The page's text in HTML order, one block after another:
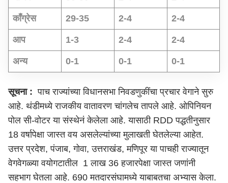
काँग्रेस 29-35 2-4 2-4
आप 1-3 2-4 2-4
अन्य 0-1 0-1 0-1
सूचना : पाच राज्यांच्या विधानसभा निवडणुकींचा प्रचार वेगाने सुरु
आहे. थंडीमध्ये राजकीय वातावरण चांगलेच तापले आहे. ओपिनियन
पोल सी-वोटर या संस्थेनं केलेला आहे. यासाठी RDD पद्धतीनुसार
18 वर्षापेक्षा जास्त वय असलेल्यांच्या मुलाखती घेतलेल्या आहेत.
उत्तर प्रदेश, पंजाब, गोवा, उत्तराखंड, मणिपूर या पाचही राज्यातून
वेगवेगळ्या वयोगटातील 1 लाख 36 हजारपेक्षा जास्त जणांनी
सहभाग घेतला आहे. 690 मतदारसंघामध्ये याबाबतचा अभ्यास केला.